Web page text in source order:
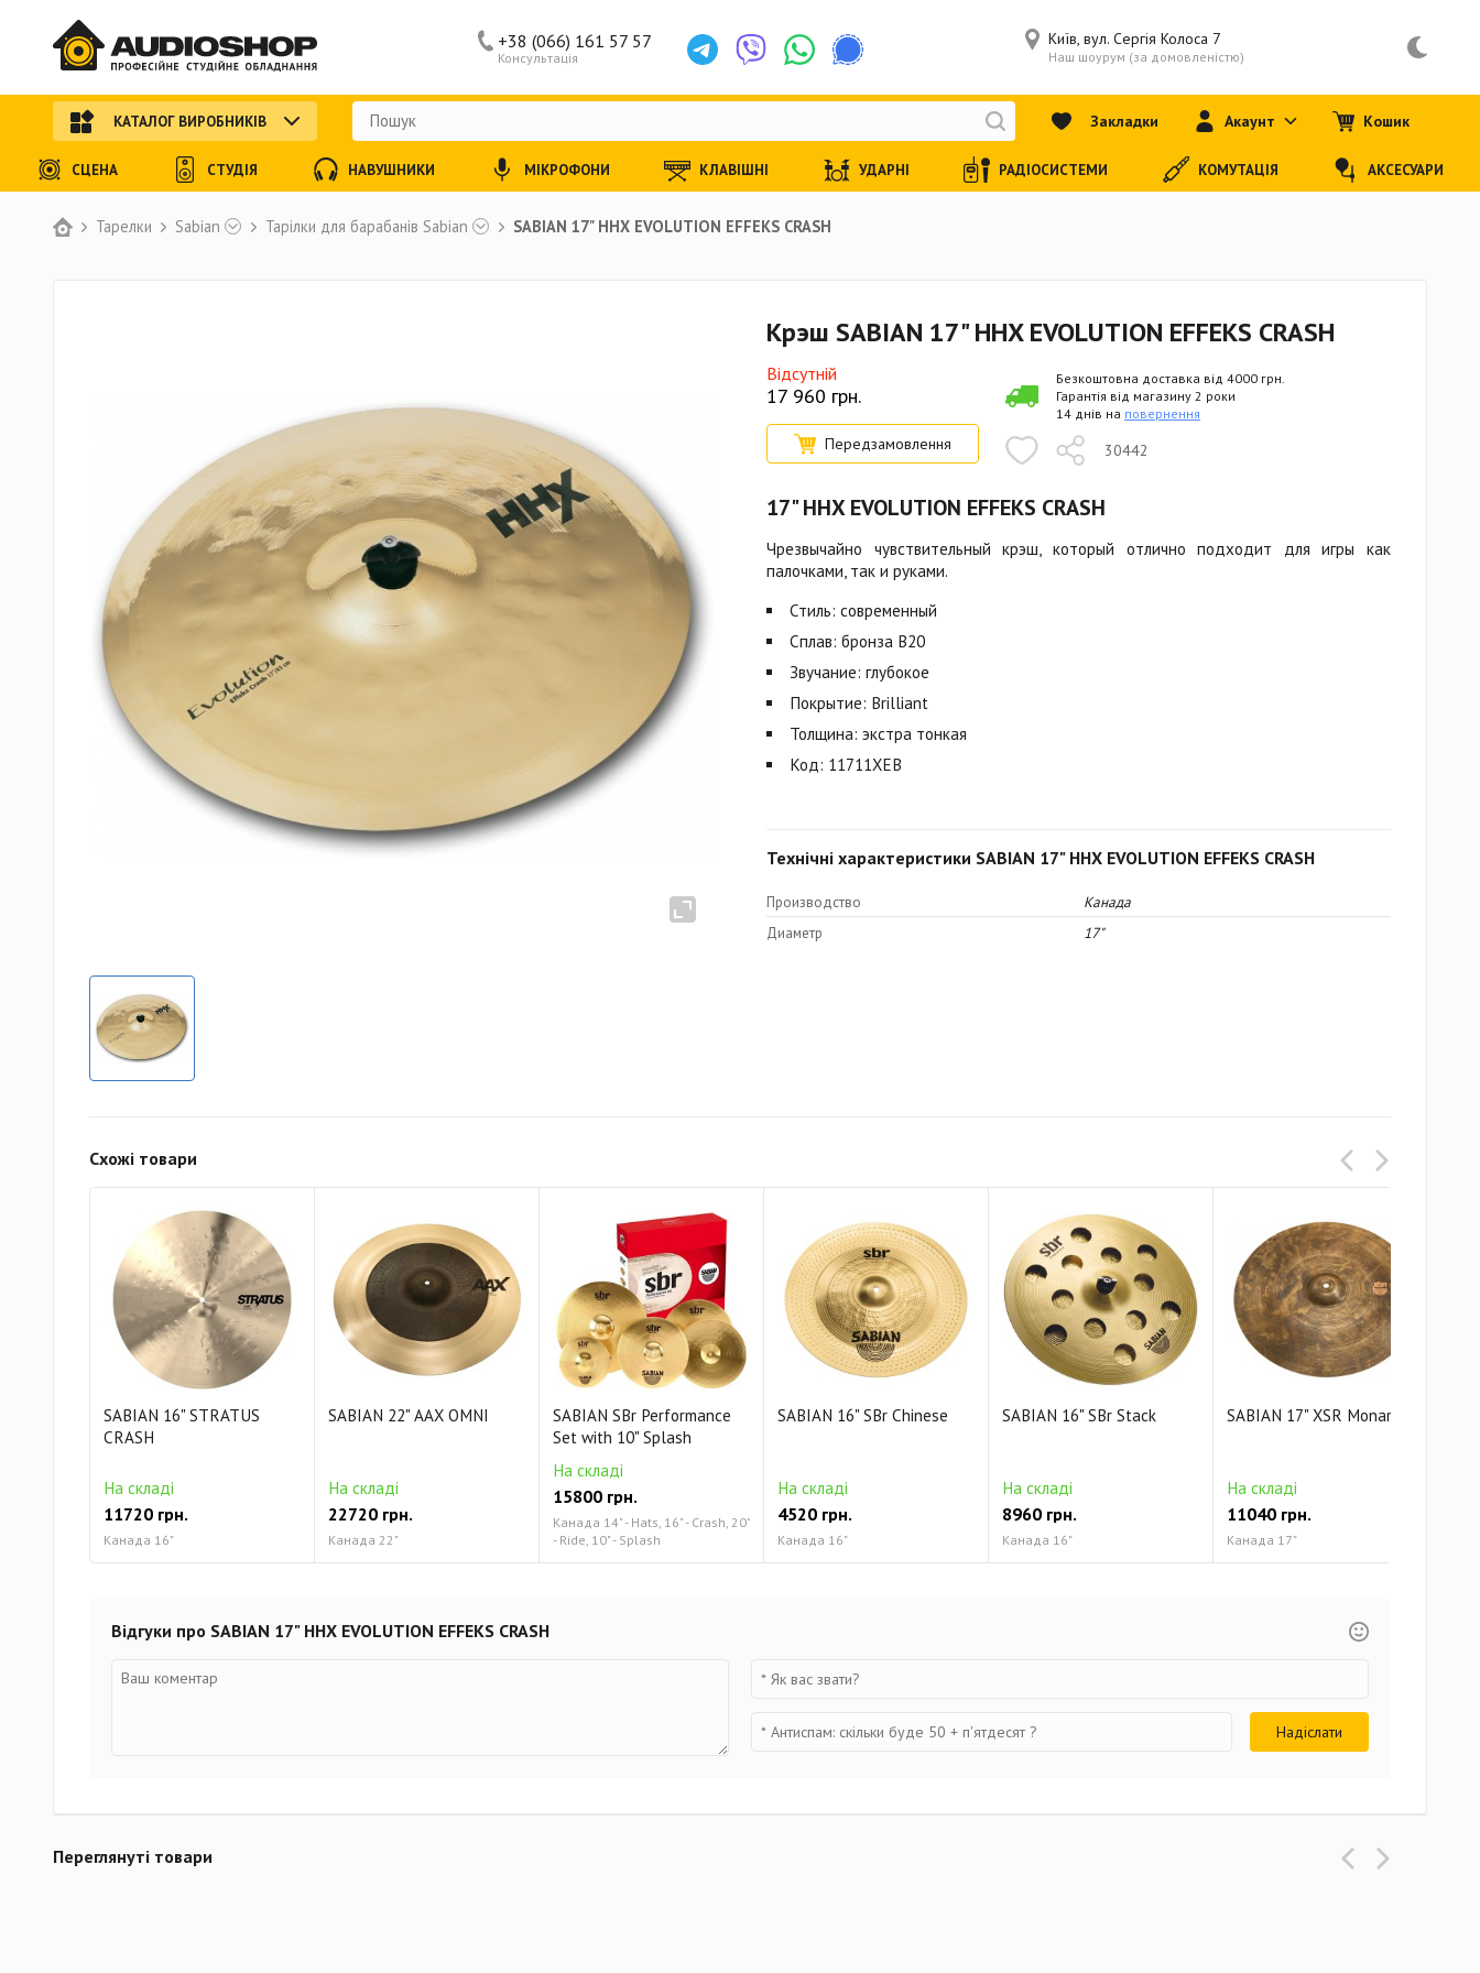
Тарелки Sabian Тарілки для барабанів Sabian SABIAN 17" HHX EVOLUTION EFFEKS CRASH
Крэш SABIAN 17" HHX EVOLUTION EFFEKS CRASH
Відсутній
17 960 грн.
Передзамовлення 30442
Безкоштовна доставка від 4000 грн.
Гарантія від магазину 2 роки
14 днів на повернення
17" HHX EVOLUTION EFFEKS CRASH
Чрезвычайно чувствительный крэш, который отлично подходит для игры как
палочками, так и руками.
Стиль: современный
Сплав: бронза B20
Звучание: глубокое
Покрытие: Brilliant
Толщина: экстра тонкая
Код: 11711XEB
Технічні характеристики SABIAN 17" HHX EVOLUTION EFFEKS CRASH
Производство
Канада
Диаметр
17"
Схожі товари
SABIAN 16" STRATUS
CRASH
На складі
11720 грн.
Канада 16"
SABIAN 22" AAX OMNI
На складі
22720 грн.
Канада 22"
SABIAN SBr Performance
Set with 10" Splash
На складі
15800 грн.
Канада 14" - Hats, 16" - Crash, 20"
- Ride, 10" - Splash
SABIAN 16" SBr Chinese
На складі
4520 грн.
Канада 16"
SABIAN 16" SBr Stack
На складі
8960 грн.
Канада 16"
SABIAN 17" XSR Monarch
На складі
11040 грн.
Канада 17"
Відгуки про SABIAN 17" HHX EVOLUTION EFFEKS CRASH
Переглянуті товари
Консультація
+38 (066) 161 57 57 Київ, вул. Сергія Колоса 7
Наш шоурум (за домовленістю)
КАТАЛОГ ВИРОБНИКІВ Закладки Акаунт Кошик
СЦЕНА СТУДІЯ НАВУШНИКИ МІКРОФОНИ КЛАВІШНІ УДАРНІ РАДІОСИСТЕМИ КОМУТАЦІЯ АКСЕСУАРИ